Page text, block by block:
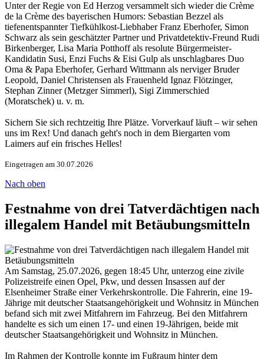
Unter der Regie von Ed Herzog versammelt sich wieder die Crème
de la Crème des bayerischen Humors: Sebastian Bezzel als
tiefenentspannter Tiefkühlkost-Liebhaber Franz Eberhofer, Simon
Schwarz als sein geschätzter Partner und Privatdetektiv-Freund Rudi
Birkenberger, Lisa Maria Potthoff als resolute Bürgermeister-
Kandidatin Susi, Enzi Fuchs & Eisi Gulp als unschlagbares Duo
Oma & Papa Eberhofer, Gerhard Wittmann als nerviger Bruder
Leopold, Daniel Christensen als Frauenheld Ignaz Flötzinger,
Stephan Zinner (Metzger Simmerl), Sigi Zimmerschied
(Moratschek) u. v. m.
Sichern Sie sich rechtzeitig Ihre Plätze. Vorverkauf läuft – wir sehen
uns im Rex! Und danach geht's noch in dem Biergarten vom
Laimers auf ein frisches Helles!
Eingetragen am 30.07.2026
Nach oben
Festnahme von drei Tatverdächtigen nach
illegalem Handel mit Betäubungsmitteln
Am Samstag, 25.07.2026, gegen 18:45 Uhr, unterzog eine zivile
Polizeistreife einen Opel, Pkw, und dessen Insassen auf der
Elsenheimer Straße einer Verkehrskontrolle. Die Fahrerin, eine 19-
Jährige mit deutscher Staatsangehörigkeit und Wohnsitz in München
befand sich mit zwei Mitfahrern im Fahrzeug. Bei den Mitfahrern
handelte es sich um einen 17- und einen 19-Jährigen, beide mit
deutscher Staatsangehörigkeit und Wohnsitz in München.
Im Rahmen der Kontrolle konnte im Fußraum hinter dem